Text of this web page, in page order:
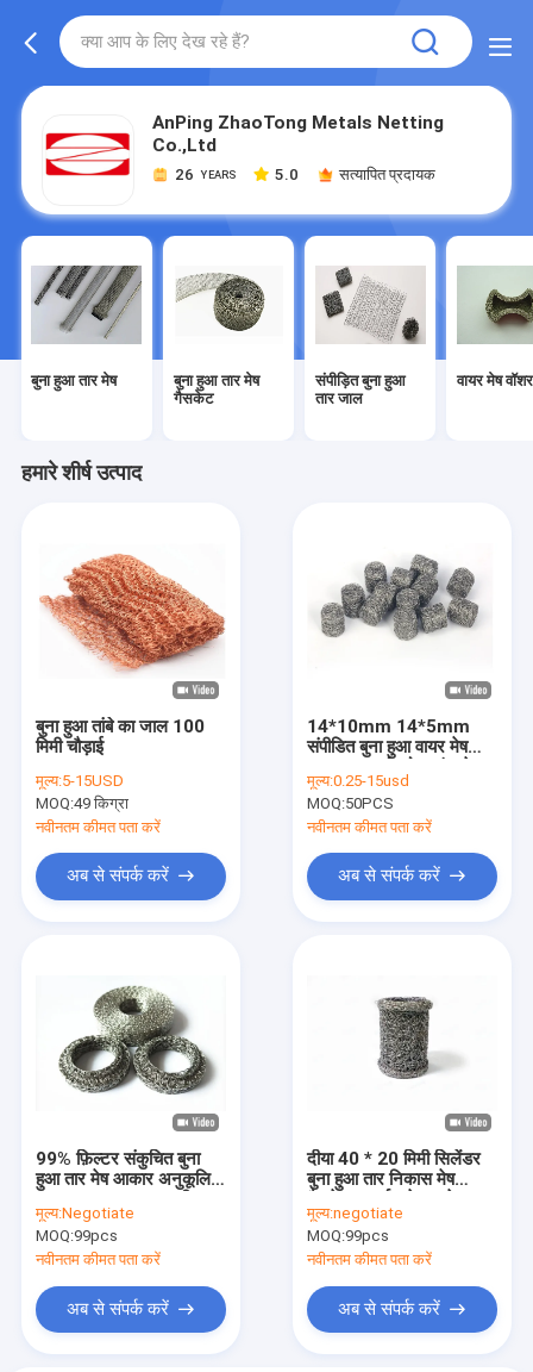
AnPing ZhaoTong Metals Netting
Co.,Ltd
26 YEARS 5.0 सत्यापित प्रदायक
बुना हुआ तार मेष
बुना हुआ तार मेष
गैसकेट
संपीड़ित बुना हुआ
तार जाल
वायर मेष वॉशर
हमारे शीर्ष उत्पाद
बुना हुआ तांबे का जाल 100
मिमी चौड़ाई
मूल्य:5-15USD
MOQ:49 किग्रा
नवीनतम कीमत पता करें
अब से संपर्क करें
14*10mm 14*5mm
संपीडित बुना हुआ वायर मेष
फ़िल्टर
मूल्य:0.25-15usd
MOQ:50PCS
नवीनतम कीमत पता करें
अब से संपर्क करें
99% फ़िल्टर संकुचित बुना
हुआ तार मेष आकार अनुकूलित
करें:
मूल्य:Negotiate
MOQ:99pcs
नवीनतम कीमत पता करें
अब से संपर्क करें
दीया 40 * 20 मिमी सिलेंडर
बुना हुआ तार निकास मेष
प्रतिरोधी
मूल्य:negotiate
MOQ:99pcs
नवीनतम कीमत पता करें
अब से संपर्क करें